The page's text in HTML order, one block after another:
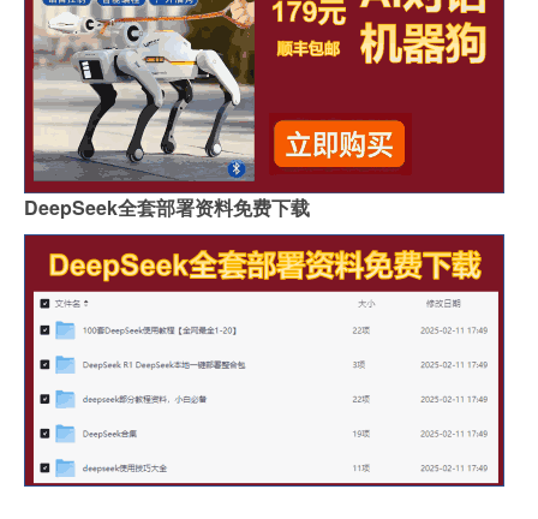
DeepSeek全套部署资料免费下载